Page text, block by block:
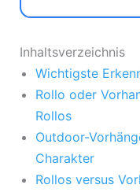
Inhaltsverzeichnis
Wichtigste
Rollo oder
Rollos
Outdoor-
Charakter
Rollos versus